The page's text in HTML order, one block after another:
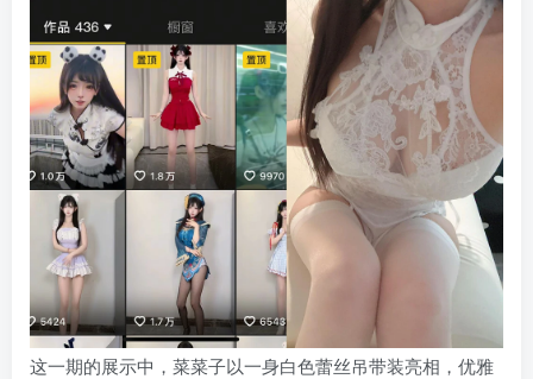
这一期的展示中，菜菜子以一身白色蕾丝吊带装亮相，优雅